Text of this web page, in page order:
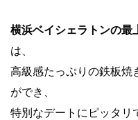
横浜ベイシェラトンの最
は、
高級感たっぷりの鉄板焼
ができ、
特別なデートにピッタリ